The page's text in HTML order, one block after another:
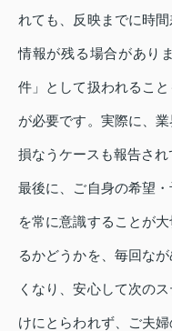
れても、反映までに時
情報が残る場合があり
件」として扱われるこ
が必要です。実際に、
損なうケースも報告され
最後に、ご自身の希望
を常に意識することが
るかどうかを、毎回な
くなり、安心して次の
けにとらわれず、ご夫